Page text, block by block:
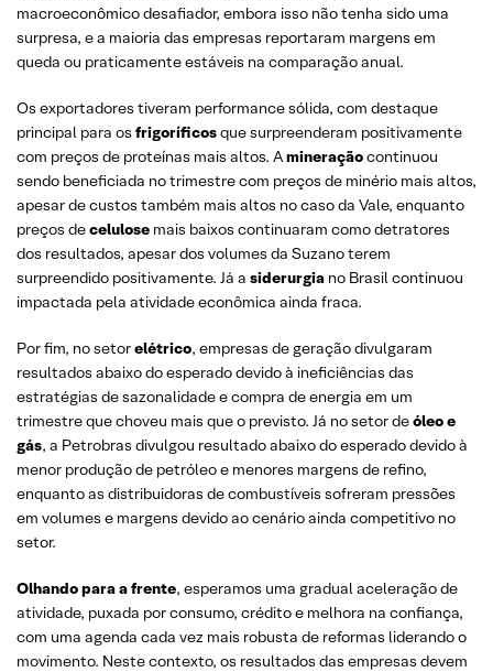
macroeconômico desafiador, embora isso não tenha sido uma
surpresa, e a maioria das empresas reportaram margens em
queda ou praticamente estáveis na comparação anual.
Os exportadores tiveram performance sólida, com destaque
principal para os frigoríficosque surpreenderam positivamente
com preços de proteínas mais altos. Amineraçãocontinuou
sendo beneficiada no trimestre com preços de minério mais altos,
apesar de custos também mais altos no caso da Vale, enquanto
preços decelulose mais baixos continuaram como detratores
dos resultados, apesar dos volumes da Suzano terem
surpreendido positivamente. Já a siderurgia no Brasil continuou
impactada pela atividade econômica ainda fraca.
Por fim, no setorelétrico, empresas de geração divulgaram
resultados abaixo do esperado devido à ineficiências das
estratégias de sazonalidade e compra de energia em um
trimestre que choveu mais que o previsto. Já no setor deóleo e
gás, a Petrobras divulgou resultado abaixo do esperado devido à
menor produção de petróleo e menores margens de refino,
enquanto as distribuidoras de combustíveis sofreram pressões
em volumes e margens devido ao cenário ainda competitivo no
setor.
Olhando para a frente, esperamos uma gradual aceleração de
atividade, puxada por consumo, crédito e melhora na confiança,
com uma agenda cada vez mais robusta de reformas liderando o
movimento. Neste contexto, os resultados das empresas devem